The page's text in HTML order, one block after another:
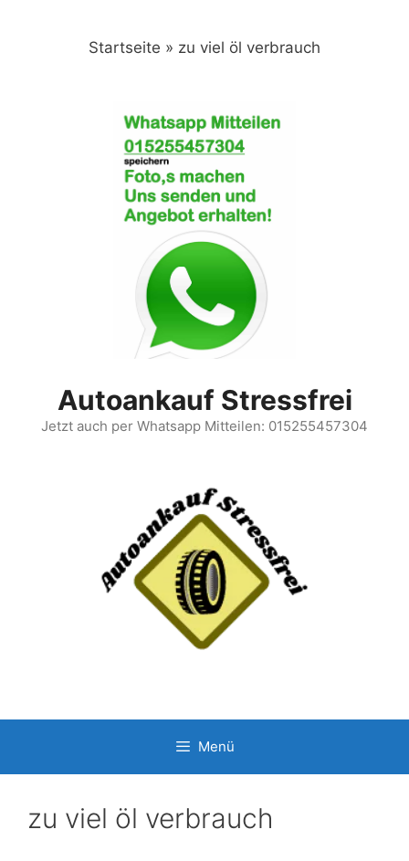
Startseite » zu viel öl verbrauch
Autoankauf Stressfrei
Jetzt auch per Whatsapp Mitteilen: 015255457304
Menü
zu viel öl verbrauch